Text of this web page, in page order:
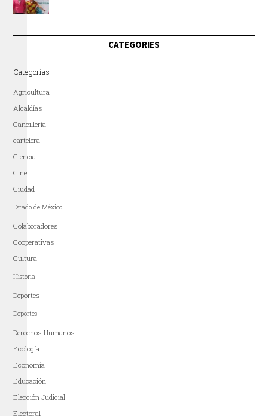
CATEGORIES
Categorías
Agricultura
Alcaldías
Cancillería
cartelera
Ciencia
Cine
Ciudad
Estado de México
Colaboradores
Cooperativas
Cultura
Historia
Deportes
Deportes
Derechos Humanos
Ecología
Economía
Educación
Elección Judicial
Electoral